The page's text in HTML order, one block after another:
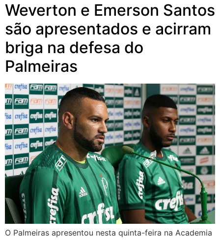
Weverton e Emerson Santos
são apresentados e acirram
briga na defesa do
Palmeiras
O Palmeiras apresentou nesta quinta-feira na Academia